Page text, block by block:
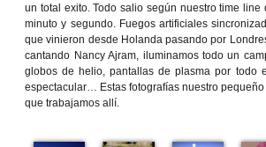
un total exito. Todo salio según nuestro time line
minuto y segundo. Fuegos artificiales
que vinieron desde Holanda pasando por
cantando Nancy Ajram, iluminamos todo un
globos de helio, pantallas de plasma por todo
espectacular… Estas fotografías nuestro
que trabajamos allí.